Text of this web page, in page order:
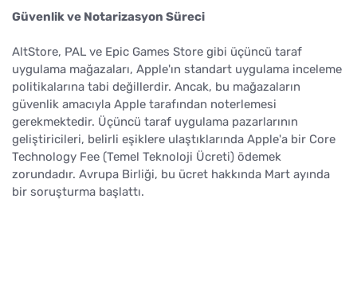
Güvenlik ve Notarizasyon Süreci
AltStore, PAL ve Epic Games Store gibi üçüncü taraf
uygulama mağazaları, Apple'ın standart uygulama inceleme
politikalarına tabi değillerdir. Ancak, bu mağazaların
güvenlik amacıyla Apple tarafından noterlemesi
gerekmektedir. Üçüncü taraf uygulama pazarlarının
geliştiricileri, belirli eşiklere ulaştıklarında Apple'a bir Core
Technology Fee (Temel Teknoloji Ücreti) ödemek
zorundadır. Avrupa Birliği, bu ücret hakkında Mart ayında
bir soruşturma başlattı.